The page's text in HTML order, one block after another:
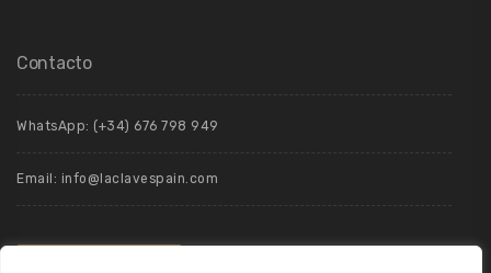
Contacto
WhatsApp: (+34) 676 798 949
Email: info@laclavespain.com